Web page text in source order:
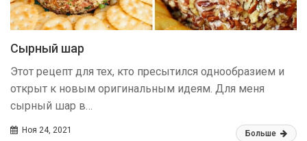
Сырный шар
Этот рецепт для тех, кто пресытился однообразием и
открыт к новым оригинальным идеям. Для меня
сырный шар в…
Ноя 24, 2021 Больше